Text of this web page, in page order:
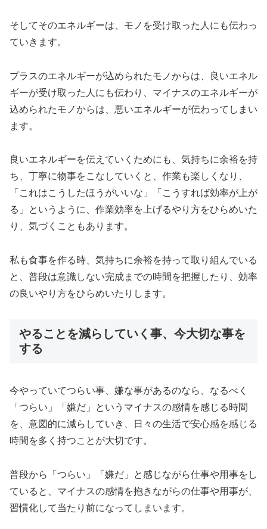
そしてそのエネルギーは、モノを受け取った人にも伝わっ
ていきます。
プラスのエネルギーが込められたモノからは、良いエネル
ギーが受け取った人にも伝わり、マイナスのエネルギーが
込められたモノからは、悪いエネルギーが伝わってしまい
ます。
良いエネルギーを伝えていくためにも、気持ちに余裕を持
ち、丁寧に物事をこなしていくと、作業も楽しくなり、
「これはこうしたほうがいいな」「こうすれば効率が上が
る」というように、作業効率を上げるやり方をひらめいた
り、気づくこともあります。
私も食事を作る時、気持ちに余裕を持って取り組んでいる
と、普段は意識しない完成までの時間を把握したり、効率
の良いやり方をひらめいたりします。
やることを減らしていく事、今大切な事を
する
今やっていてつらい事、嫌な事があるのなら、なるべく
「つらい」「嫌だ」というマイナスの感情を感じる時間
を、意図的に減らしていき、日々の生活で安心感を感じる
時間を多く持つことが大切です。
普段から「つらい」「嫌だ」と感じながら仕事や用事をし
ていると、マイナスの感情を抱きながらの仕事や用事が、
習慣化して当たり前になってしまいます。